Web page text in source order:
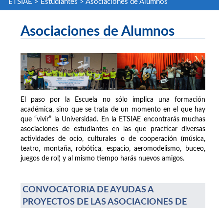
ETSIAE > Estudiantes > Asociaciones de Alumnos
Asociaciones de Alumnos
El paso por la Escuela no sólo implica una formación
académica, sino que se trata de un momento en el que hay
que “vivir” la Universidad. En la ETSIAE encontrarás muchas
asociaciones de estudiantes en las que practicar diversas
actividades de ocio, culturales o de cooperación (música,
teatro, montaña, robótica, espacio, aeromodelismo, buceo,
juegos de rol) y al mismo tiempo harás nuevos amigos.
CONVOCATORIA DE AYUDAS A
PROYECTOS DE LAS ASOCIACIONES DE